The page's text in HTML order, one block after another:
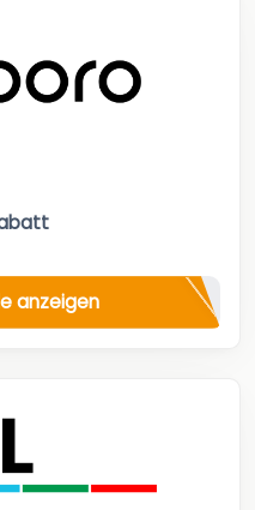
anzeigen